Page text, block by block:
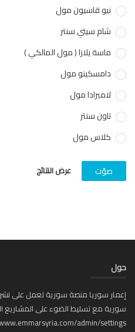
نيو قاسيون مول
شام سيتي سنتر
ماسة يلازا ( مول المالكي )
دامسكينو مول
لاميرادا مول
تاون سنتر
كلاس مول
عرض النتائج
سوريا منصة سورية تعمل على نشر آخر
مع تسليط الضوء على المشاريع
www.emmarsyria.com/admin/